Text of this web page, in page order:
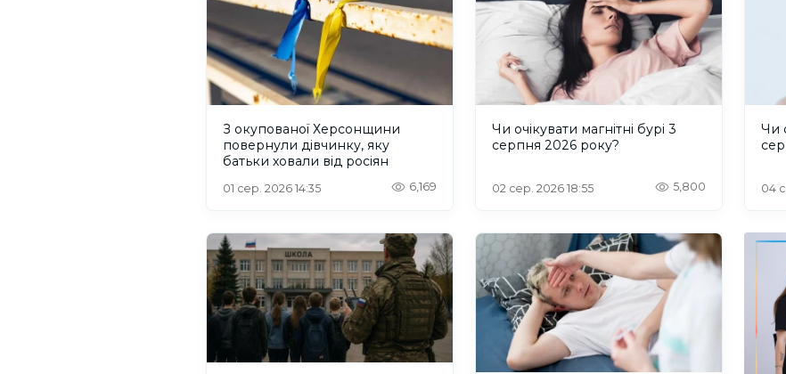
З окупованої Херсонщини
повернули дівчинку, яку
батьки ховали від росіян
01 сер. 2026 14:35 6,169
Чи очікувати магнітні бурі 3
серпня 2026 року?
02 сер. 2026 18:55 5,800
Чи
04